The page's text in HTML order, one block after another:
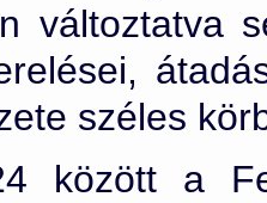
változtatva
széles
között a